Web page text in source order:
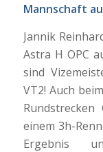
Mannschaft
Jannik
Astra H OPC
sind
VT2! Auch
einem 3h-
Ergebnis